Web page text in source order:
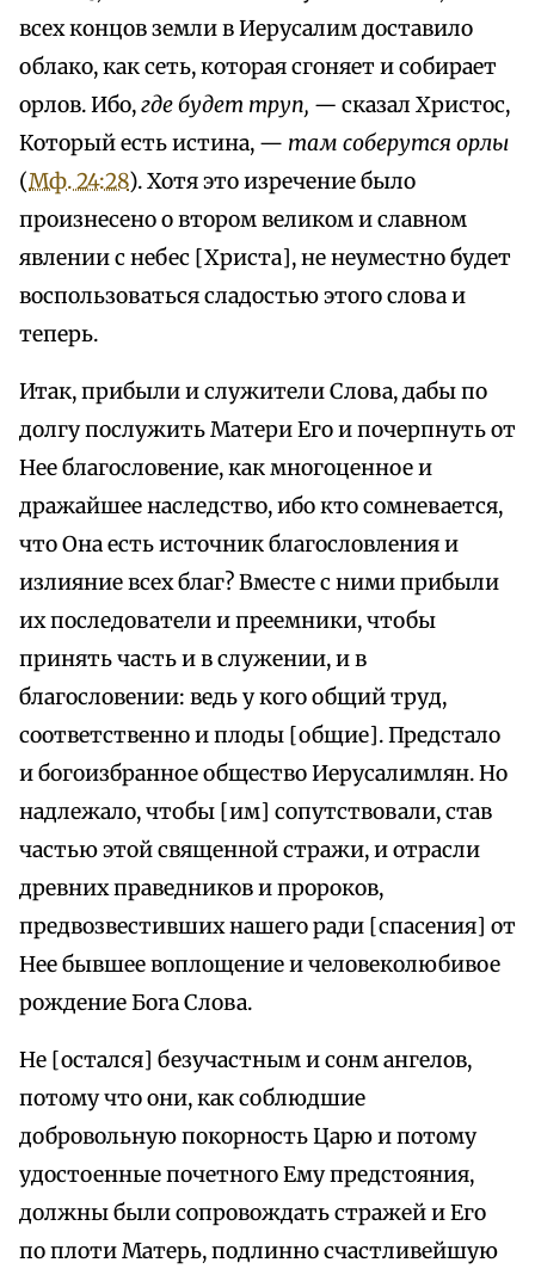
всех концов земли в Иерусалим доставило
облако, как сеть, которая сгоняет и собирает
орлов. Ибо,где будет труп, — сказал Христос,
Который есть истина, — там соберутся орлы
(Мф. 24:28). Хотя это изречение было
произнесено о втором великом и славном
явлении с небес [Христа], не неуместно будет
воспользоваться сладостью этого слова и
теперь.
Итак, прибыли и служители Слова, дабы по
долгу послужить Матери Его и почерпнуть от
Нее благословение, как многоценное и
дражайшее наследство, ибо кто сомневается,
что Она есть источник благословления и
излияние всех благ? Вместе с ними прибыли
их последователи и преемники, чтобы
принять часть и в служении, и в
благословении: ведь у кого общий труд,
соответственно и плоды [общие]. Предстало
и богоизбранное общество Иерусалимлян. Но
надлежало, чтобы [им] сопутствовали, став
частью этой священной стражи, и отрасли
древних праведников и пророков,
предвозвестивших нашего ради [спасения] от
Нее бывшее воплощение и человеколюбивое
рождение Бога Слова.
Не [остался] безучастным и сонм ангелов,
потому что они, как соблюдшие
добровольную покорность Царю и потому
удостоенные почетного Ему предстояния,
должны были сопровождать стражей и Его
по плоти Матерь, подлинно счастливейшую